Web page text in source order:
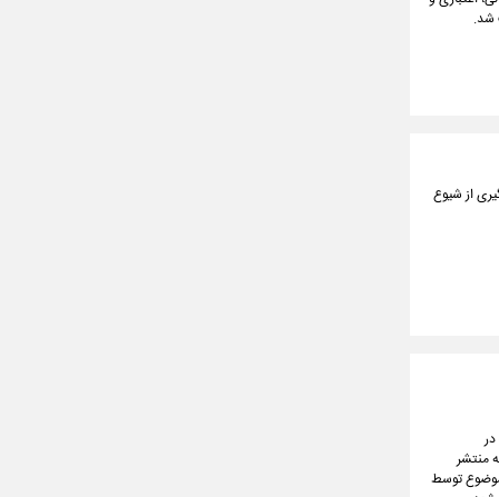
روز شنبه (۱۵ آذر) با هدف پیشگیری از شیوع
منتشر
موضوع توسط